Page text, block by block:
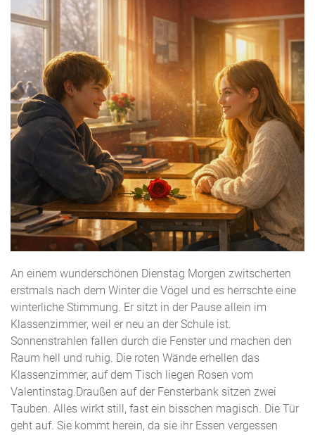
An einem wunderschönen Dienstag Morgen zwitscherten
erstmals nach dem Winter die Vögel und es herrschte eine
winterliche Stimmung. Er sitzt in der Pause allein im
Klassenzimmer, weil er neu an der Schule ist.
Sonnenstrahlen fallen durch die Fenster und machen den
Raum hell und ruhig. Die roten Wände erhellen das
Klassenzimmer, auf dem Tisch liegen Rosen vom
Valentinstag.Draußen auf der Fensterbank sitzen zwei
Tauben. Alles wirkt still, fast ein bisschen magisch. Die Tür
geht auf. Sie kommt herein, da sie ihr Essen vergessen